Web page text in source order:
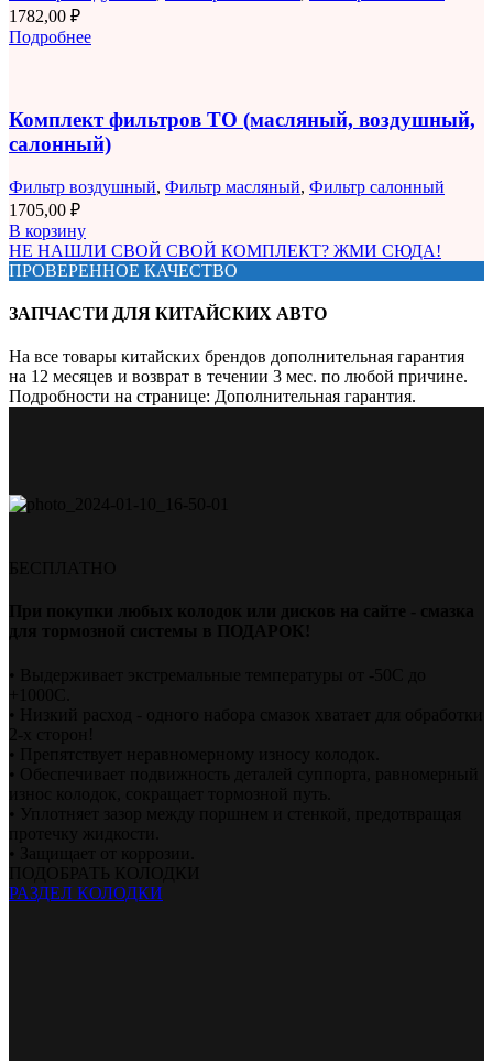
1782,00 ₽
Подробнее
Комплект фильтров ТО (масляный, воздушный,
салонный)
Фильтр воздушный, Фильтр масляный, Фильтр салонный
1705,00 ₽
В корзину
НЕ НАШЛИ СВОЙ СВОЙ КОМПЛЕКТ? ЖМИ СЮДА!
ПРОВЕРЕННОЕ КАЧЕСТВО
ЗАПЧАСТИ ДЛЯ КИТАЙСКИХ АВТО
На все товары китайских брендов дополнительная гарантия
на 12 месяцев и возврат в течении 3 мес. по любой причине.
Подробности на странице: Дополнительная гарантия.
РАЗДЕЛ КОЛОДКИ